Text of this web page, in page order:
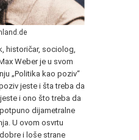
historičar, sociolog,
Weber je u svom
„Politika kao poziv“
jeste i šta treba da
i ono što treba da
dijametralne
U ovom osvrtu
i loše strane